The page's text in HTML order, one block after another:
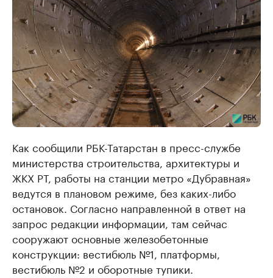
Как сообщили РБК-Татарстан в пресс-службе
министерства строительства, архитектуры и
ЖКХ РТ, работы на станции метро «Дубравная»
ведутся в плановом режиме, без каких-либо
остановок. Согласно направленной в ответ на
запрос редакции информации, там сейчас
сооружают основные железобетонные
конструкции: вестибюль №1, платформы,
вестибюль №2 и оборотные тупики.